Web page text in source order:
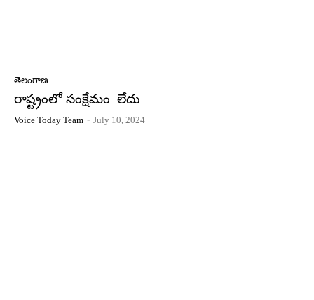
తెలంగాణ
రాష్ట్రంలో సంక్షేమం లేదు
Voice Today Team - July 10, 2024